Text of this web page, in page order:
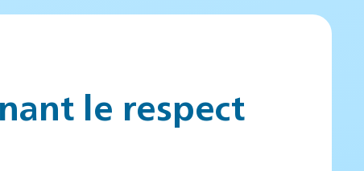
le respect